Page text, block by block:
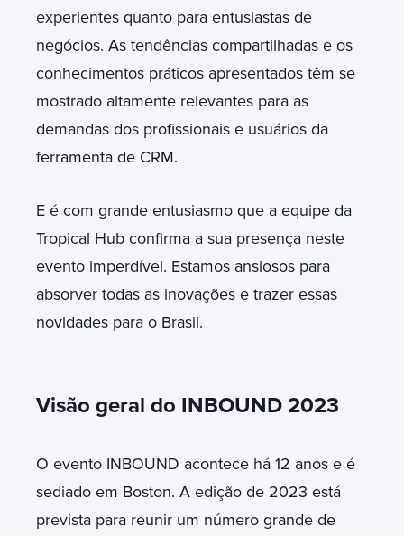
experientes quanto para entusiastas de
negócios. As tendências compartilhadas e os
conhecimentos práticos apresentados têm se
mostrado altamente relevantes para as
demandas dos profissionais e usuários da
ferramenta de CRM.
E é com grande entusiasmo que a equipe da
Tropical Hub confirma a sua presença neste
evento imperdível. Estamos ansiosos para
absorver todas as inovações e trazer essas
novidades para o Brasil.
Visão geral do INBOUND 2023
O evento INBOUND acontece há 12 anos e é
sediado em Boston. A edição de 2023 está
prevista para reunir um número grande de